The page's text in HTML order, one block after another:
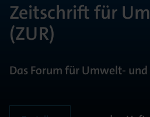
Zeitschrift für
(ZUR)
Das Forum für Umwelt-